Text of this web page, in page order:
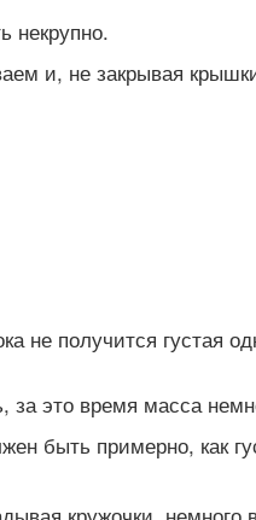
некрупно.
и, не закрывая
не получится густая
это время масса
быть примерно, как